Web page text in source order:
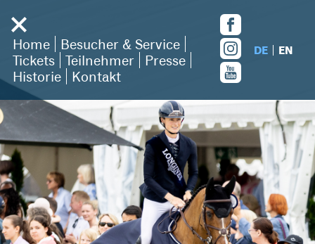
Home
Besucher & Service
Tickets
Teilnehmer
Presse
Historie
Kontakt
DE EN